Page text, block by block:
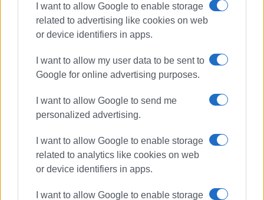
I want to allow Google to enable storage
related to advertising like cookies on web
or device identifiers in apps.
I want to allow my user data to be sent to
Google for online advertising purposes.
I want to allow Google to send me
personalized advertising.
I want to allow Google to enable storage
related to analytics like cookies on web
or device identifiers in apps.
I want to allow Google to enable storage
Εμφανίσεις: 90
Ακολουθήστε το enimerosi στοFacebook
Συνδρομητές στο e-paper